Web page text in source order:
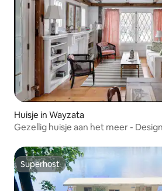
Huisje in Wayzata
Gezellig huisje aan het meer -
Superhost
Superhost